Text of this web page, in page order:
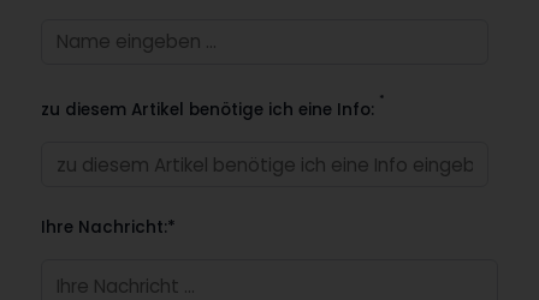
zu diesem Artikel benötige ich eine Info: *
Ihre Nachricht:*